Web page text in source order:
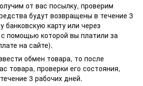
от вас посылку, проверим
будут возвращены в течение 3
банковскую карту или через
помощью которой вы платили за
на сайте).
обмен товара, то после
товара, проверки его состояния,
3 рабочих дней.